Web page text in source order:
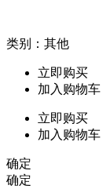
类别：其他
立即购买
加入购物车
立即购买
加入购物车
确定
确定